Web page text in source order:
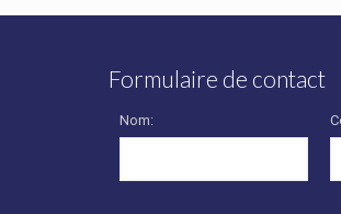
Formulaire de contact
Nom: